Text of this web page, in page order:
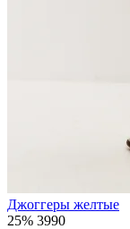
Джоггеры желтые
25% 3990